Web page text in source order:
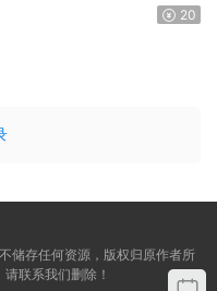
20
储存任何资源，版权归原作者所
联系我们删除！